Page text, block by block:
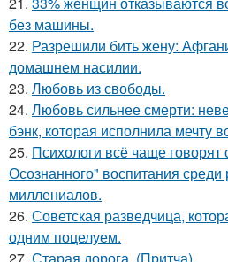
без машины.
22. Разрешили бить жену:
домашнем насилии.
23. Любовь из свободы.
24. Любовь сильнее смерти:
бэнк, которая исполнила мечту
25. Психологи всё чаще
Осознанного" воспитания среди
миллениалов.
26. Советская разведчица,
одним поцелуем.